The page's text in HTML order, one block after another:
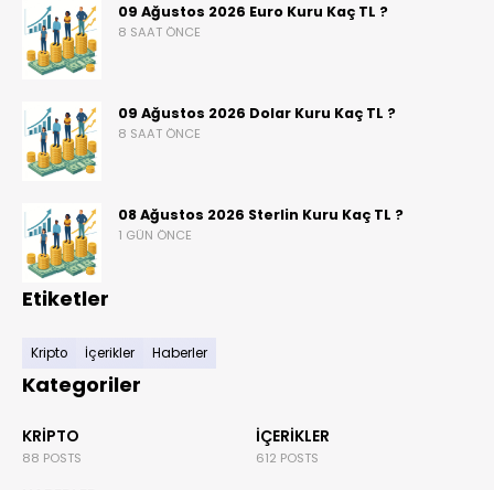
09 Ağustos 2026 Euro Kuru Kaç TL ?
8 SAAT ÖNCE
09 Ağustos 2026 Dolar Kuru Kaç TL ?
8 SAAT ÖNCE
08 Ağustos 2026 Sterlin Kuru Kaç TL ?
1 GÜN ÖNCE
Etiketler
Kripto İçerikler Haberler
Kategoriler
KRIPTO
88 POSTS
İÇERIKLER
612 POSTS